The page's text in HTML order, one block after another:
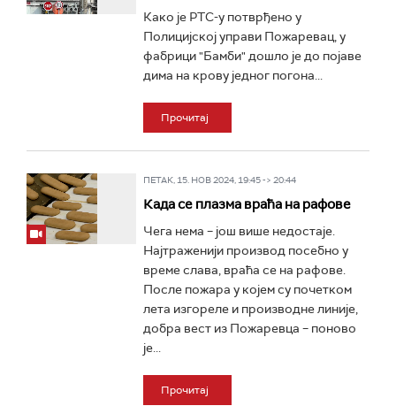
Како је РТС-у потврђено у
Полицијској управи Пожаревац, у
фабрици "Бамби" дошло је до појаве
дима на крову једног погона...
Прочитај
ПЕТАК, 15. НОВ 2024, 19:45 -> 20:44
Када се плазма враћа на рафове
Чега нема – још више недостаје.
Најтраженији производ посебно у
време слава, враћа се на рафове.
После пожара у којем су почетком
лета изгореле и производне линије,
добра вест из Пожаревца – поново
је...
Прочитај